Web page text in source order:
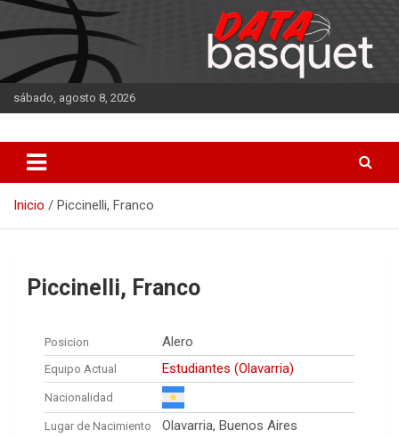
Saltar
al
contenido
sábado, agosto 8, 2026
DATA Basquet
Inicio Piccinelli, Franco
Piccinelli, Franco
Posicion Alero
Equipo Actual Estudiantes (Olavarria)
Nacionalidad
Lugar de Nacimiento Olavarria, Buenos Aires